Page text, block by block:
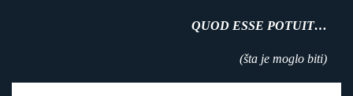
QUOD ESSE POTUIT…
(šta je moglo biti)